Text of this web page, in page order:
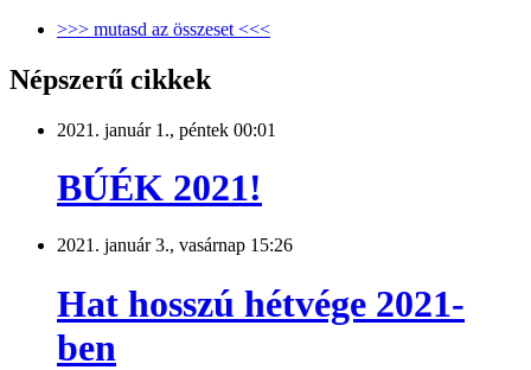
>>> mutasd az összeset <<<
Népszerű cikkek
2021. január 1., péntek 00:01
BÚÉK 2021!
2021. január 3., vasárnap 15:26
Hat hosszú hétvége 2021-
ben